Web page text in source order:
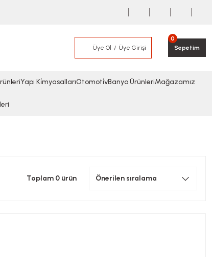
Üye Ol Üye Girişi Sepetim
0
Yapı Ki̇myasallarıOtomoti̇vBanyo ÜrünleriMağazamız
Toplam 0 ürün